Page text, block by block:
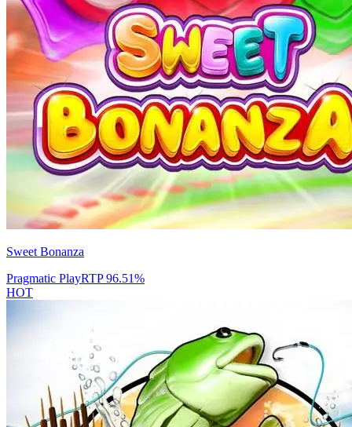
Sweet Bonanza
Pragmatic PlayRTP96.51%
HOT